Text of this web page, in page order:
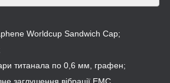
Worldcup Sandwich Cap;
титанала по 0,6 мм, графен;